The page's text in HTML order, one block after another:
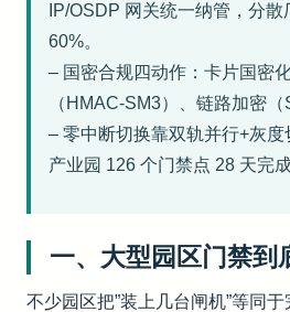
IP/OSDP 网关统一纳管，分
60%。
– 国密合规四动作：卡片国密
（HMAC-SM3）、链路加密（
– 零中断切换靠双轨并行+灰
产业园 126 个门禁点 28 天完
一、大型园区门禁到
不少园区把”装上几台闸机”等同